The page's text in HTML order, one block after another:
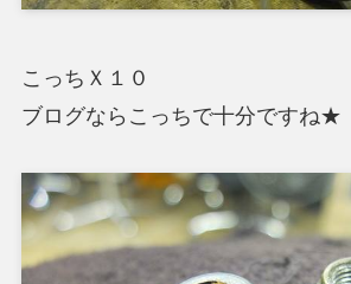
こっちＸ１０
ブログならこっちで十分ですね★